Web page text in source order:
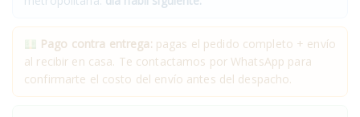
Pago contra entrega: pagas el pedido completo + envío
al recibir en casa. Te contactamos por WhatsApp para
confirmarte el costo del envío antes del despacho.